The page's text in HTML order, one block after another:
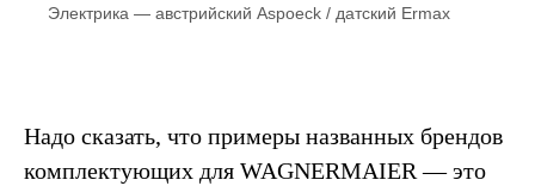
Электрика — австрийский Aspoeсk / датский Ermax
Надо сказать, что примеры названных брендов
комплектующих для WAGNERMAIER — это